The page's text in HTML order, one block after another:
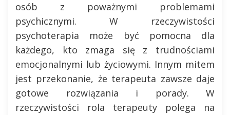
osób z poważnymi problemami
psychicznymi. W rzeczywistości
psychoterapia może być pomocna dla
każdego, kto zmaga się z trudnościami
emocjonalnymi lub życiowymi. Innym mitem
jest przekonanie, że terapeuta zawsze daje
gotowe rozwiązania i porady. W
rzeczywistości rola terapeuty polega na